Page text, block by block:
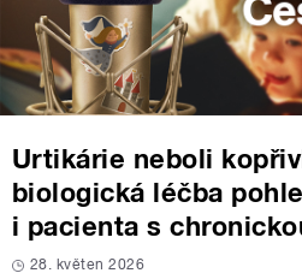
Urtikárie neboli
biologická léčba
i pacienta s
28. květen 2026